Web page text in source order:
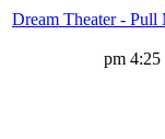
Dream Theater -